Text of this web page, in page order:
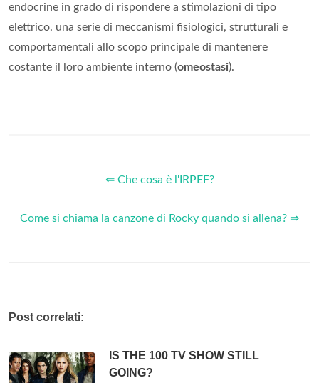
endocrine in grado di rispondere a stimolazioni di tipo
elettrico. una serie di meccanismi fisiologici, strutturali e
comportamentali allo scopo principale di mantenere
costante il loro ambiente interno (omeostasi).
⇐ Che cosa è l'IRPEF?
Come si chiama la canzone di Rocky quando si allena? ⇒
Post correlati:
IS THE 100 TV SHOW STILL
GOING?